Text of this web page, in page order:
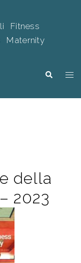
Cerca
della
2023
Fitness
Maternity